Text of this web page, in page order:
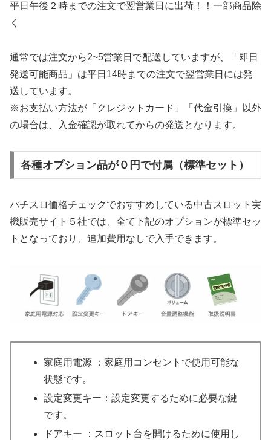
平日午後２時までの注文で翌営業日に出荷！！一部商品除
く
通常では注文から2~5営業日で配送していますが、「即日
発送可能商品」は平日14時までの注文で翌営業日には発
送しています。
※お支払い方法が「クレジットカード」「代金引換」以外
の場合は、入金確認が取れてからの発送となります。
各種オプション品が０円で付属（標準セット）
パチスロ価格チェックでおすすめしている中古スロット実
機販売サイト５社では、全て下記のオプションが標準セッ
トとなっており、追加費用なしで入手できます。
家庭用電源 ：家庭用コンセントで使用可能な
状態です。
設定変更キー：設定変更するために必要な鍵
です。
ドアキー ：スロット台を開けるために使用し